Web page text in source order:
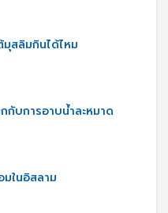
มุสลิมกินได้ไหม
กกับการอาบน้ำละหมาด
ในอิสลาม